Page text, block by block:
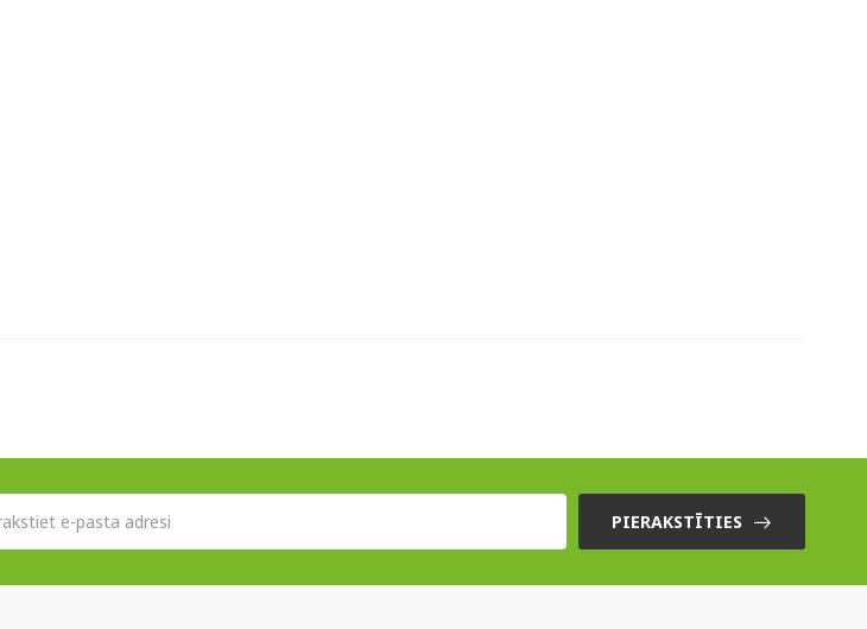
PIERAKSTĪTIES